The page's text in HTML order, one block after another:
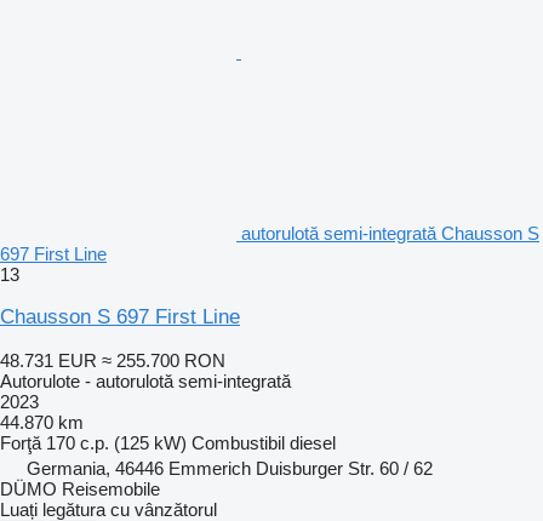
autorulotă semi-integrată Chausson S
697 First Line
13
Chausson S 697 First Line
48.731 EUR ≈ 255.700 RON
Autorulote - autorulotă semi-integrată
2023
44.870 km
Forţă 170 c.p. (125 kW) Combustibil diesel
Germania, 46446 Emmerich Duisburger Str. 60 / 62
DÜMO Reisemobile
Luați legătura cu vânzătorul